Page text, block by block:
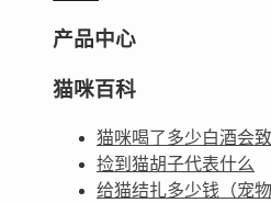
产品中心
猫咪百科
猫咪喝了多少白酒会致
捡到猫胡子代表什么
给猫结扎多少钱（宠